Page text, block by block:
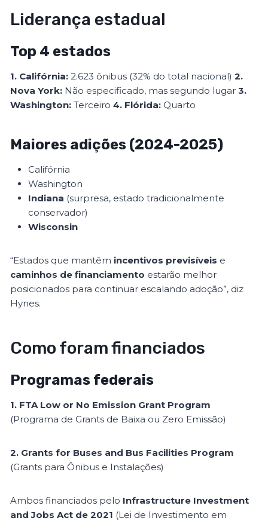
Liderança estadual
Top 4 estados
1. Califórnia: 2.623 ônibus (32% do total nacional)2.
Nova York: Não especificado, mas segundo lugar3.
Washington: Terceiro4. Flórida: Quarto
Maiores adições (2024-2025)
Califórnia
Washington
Indiana (surpresa, estado tradicionalmente
conservador)
Wisconsin
“Estados que mantêm incentivos previsíveis e
caminhos de financiamento estarão melhor
posicionados para continuar escalando adoção”, diz
Hynes.
Como foram financiados
Programas federais
1. FTA Low or No Emission Grant Program
(Programa de Grants de Baixa ou Zero Emissão)
2. Grants for Buses and Bus Facilities Program
(Grants para Ônibus e Instalações)
Ambos financiados pelo Infrastructure Investment
and Jobs Act de 2021 (Lei de Investimento em